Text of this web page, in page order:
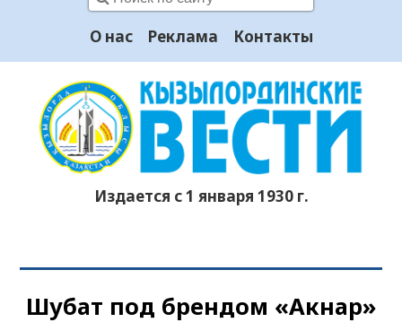
О нас Реклама Контакты
Издается с 1 января 1930 г.
Шубат под брендом «Акнар»